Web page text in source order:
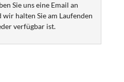
Sie uns eine Email an
wir halten Sie am Laufenden
verfügbar ist.